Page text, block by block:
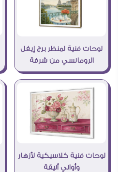
لوحات فنية لمنظر برج إيفل
الرومانسي من شرفة
لوحات فنية كلاسيكية لأزهار
وأواني أنيقة